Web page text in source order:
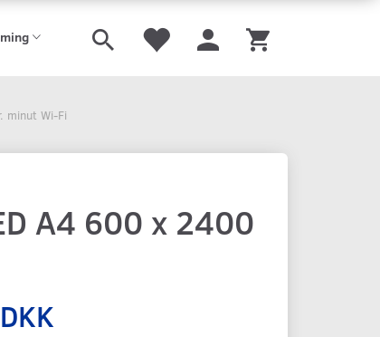
minut Wi-Fi
A4 600 x 2400